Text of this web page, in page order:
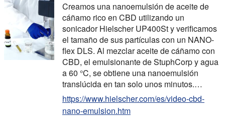
Creamos una nanoemulsión de aceite de
cáñamo rico en CBD utilizando un
sonicador Hielscher UP400St y verificamos
el tamaño de sus partículas con un NANO-
flex DLS. Al mezclar aceite de cáñamo con
CBD, el emulsionante de StuphCorp y agua
a 60 °C, se obtiene una nanoemulsión
translúcida en tan solo unos minutos.…
https://www.hielscher.com/es/video-cbd-
nano-emulsion.htm